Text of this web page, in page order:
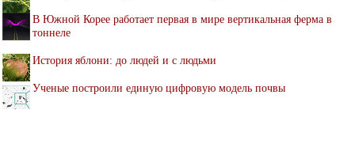
В Южной Корее работает первая в мире вертикальная ферма в
тоннеле
История яблони: до людей и с людьми
Ученые построили единую цифровую модель почвы